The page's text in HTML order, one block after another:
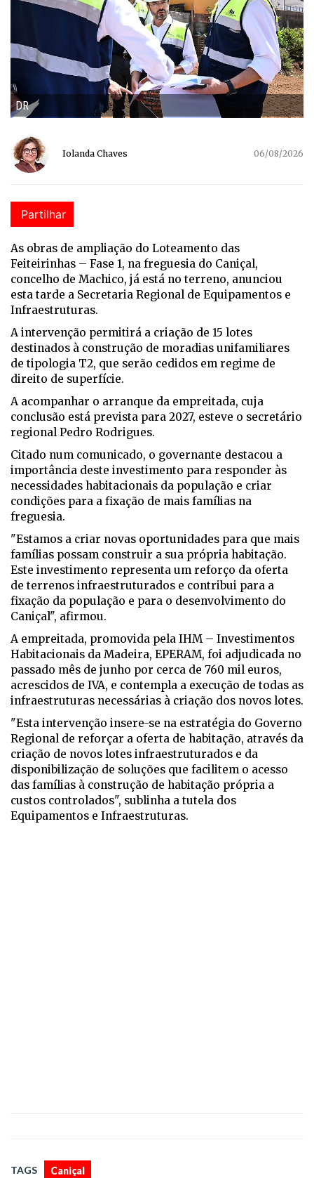
DR
Iolanda Chaves 06/08/2026
Partilhar
As obras de ampliação do Loteamento das
Feiteirinhas – Fase 1, na freguesia do Caniçal,
concelho de Machico, já está no terreno, anunciou
esta tarde a Secretaria Regional de Equipamentos e
Infraestruturas.
A intervenção permitirá a criação de 15 lotes
destinados à construção de moradias unifamiliares
de tipologia T2, que serão cedidos em regime de
direito de superfície.
A acompanhar o arranque da empreitada, cuja
conclusão está prevista para 2027, esteve o secretário
regional Pedro Rodrigues.
Citado num comunicado, o governante destacou a
importância deste investimento para responder às
necessidades habitacionais da população e criar
condições para a fixação de mais famílias na
freguesia.
"Estamos a criar novas oportunidades para que mais
famílias possam construir a sua própria habitação.
Este investimento representa um reforço da oferta
de terrenos infraestruturados e contribui para a
fixação da população e para o desenvolvimento do
Caniçal", afirmou.
A empreitada, promovida pela IHM – Investimentos
Habitacionais da Madeira, EPERAM, foi adjudicada no
passado mês de junho por cerca de 760 mil euros,
acrescidos de IVA, e contempla a execução de todas as
infraestruturas necessárias à criação dos novos lotes.
"Esta intervenção insere-se na estratégia do Governo
Regional de reforçar a oferta de habitação, através da
criação de novos lotes infraestruturados e da
disponibilização de soluções que facilitem o acesso
das famílias à construção de habitação própria a
custos controlados", sublinha a tutela dos
Equipamentos e Infraestruturas.
TAGS Caniçal